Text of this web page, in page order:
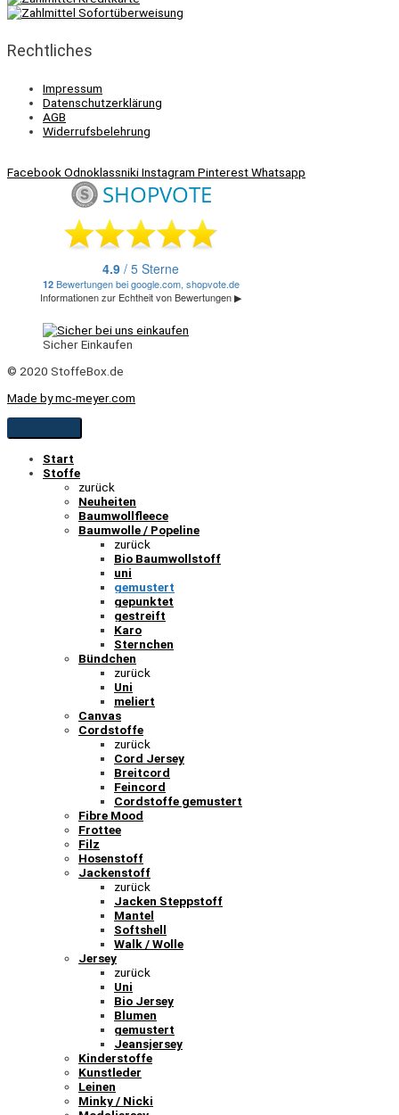
Rechtliches
Impressum
Datenschutzerklärung
AGB
Widerrufsbelehrung
FacebookOdnoklassnikiInstagram PinterestWhatsapp
Sicher Einkaufen
© 2020 StoffeBox.de
Made by mc-meyer.com
Start
Stoffe
zurück
Neuheiten
Baumwollfleece
Baumwolle / Popeline
zurück
Bio Baumwollstoff
uni
gemustert
gepunktet
gestreift
Karo
Sternchen
Bündchen
zurück
Uni
meliert
Canvas
Cordstoffe
zurück
Cord Jersey
Breitcord
Feincord
Cordstoffe gemustert
Fibre Mood
Frottee
Filz
Hosenstoff
Jackenstoff
zurück
Jacken Steppstoff
Mantel
Softshell
Walk / Wolle
Jersey
zurück
Uni
Bio Jersey
Blumen
gemustert
Jeansjersey
Kinderstoffe
Kunstleder
Leinen
Minky / Nicki